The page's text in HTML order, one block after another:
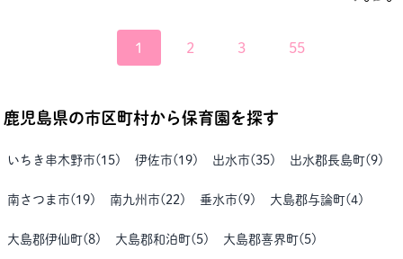
1 2 3 55
鹿児島県の市区町村から保育園を探す
いちき串木野市( 15) 伊佐市( 19) 出水市(35) 出水郡長島町(9)
南さつま市( 19) 南九州市( 22 ) 垂水市(9) 大島郡与論町(4)
大島郡伊仙町(8) 大島郡和泊町( 5) 大島郡喜界町( 5)